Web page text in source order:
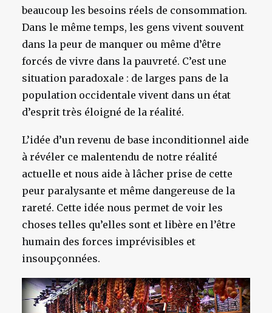
beaucoup les besoins réels de consommation.
Dans le même temps, les gens vivent souvent
dans la peur de manquer ou même d’être
forcés de vivre dans la pauvreté. C’est une
situation paradoxale : de larges pans de la
population occidentale vivent dans un état
d’esprit très éloigné de la réalité.
L’idée d’un revenu de base inconditionnel aide
à révéler ce malentendu de notre réalité
actuelle et nous aide à lâcher prise de cette
peur paralysante et même dangereuse de la
rareté. Cette idée nous permet de voir les
choses telles qu’elles sont et libère en l’être
humain des forces imprévisibles et
insoupçonnées.